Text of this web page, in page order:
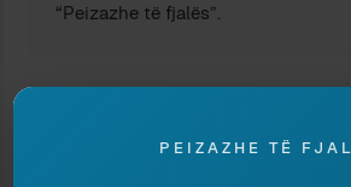
“Peizazhe të fjalës”.
PEIZAZHE TË